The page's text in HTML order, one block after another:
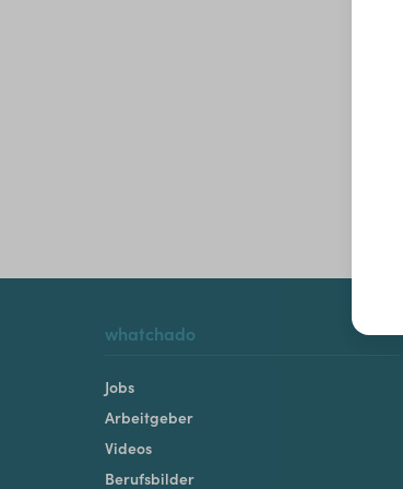
whatchado
Jobs
Arbeitgeber
Videos
Berufsbilder